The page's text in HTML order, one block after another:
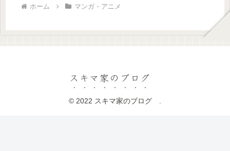
ホーム マンガ・アニメ
スキマ家のブログ
© 2022 スキマ家のブログ .